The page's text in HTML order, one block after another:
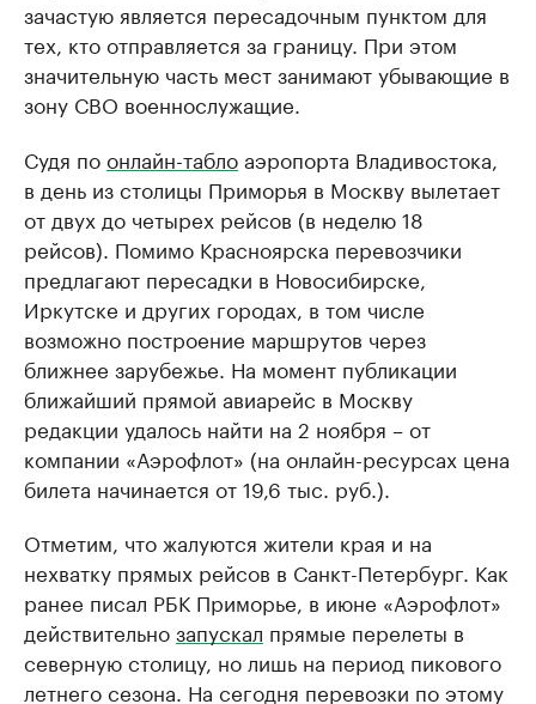
зачастую является пересадочным пунктом для
тех, кто отправляется за границу. При этом
значительную часть мест занимают убывающие в
зону СВО военнослужащие.
Судя поонлайн-таблоаэропорта Владивостока,
в день из столицы Приморья в Москву вылетает
от двух до четырех рейсов (в неделю 18
рейсов). Помимо Красноярска перевозчики
предлагают пересадки в Новосибирске,
Иркутске и других городах, в том числе
возможно построение маршрутов через
ближнее зарубежье. На момент публикации
ближайший прямой авиарейс в Москву
редакции удалось найти на 2 ноября – от
компании «Аэрофлот» (на онлайн-ресурсах цена
билета начинается от 19,6 тыс. руб.).
Отметим, что жалуются жители края и на
нехватку прямых рейсов в Санкт-Петербург. Как
ранее писал РБК Приморье, в июне «Аэрофлот»
действительнозапускал прямые перелеты в
северную столицу, но лишь на период пикового
летнего сезона. На сегодня перевозки по этому